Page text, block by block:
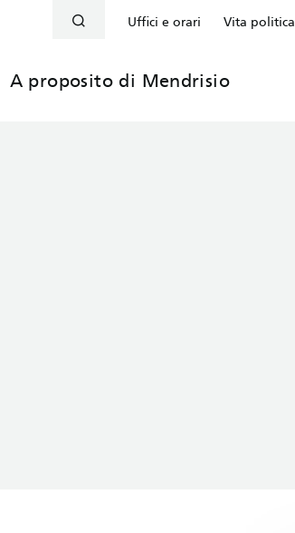
Uffici e orari Vita politica
A proposito di Mendrisio